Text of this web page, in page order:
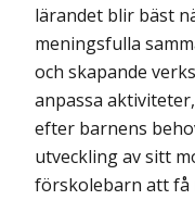
lärandet blir bäst
meningsfulla
och skapande
anpassa
efter barnens
utveckling av sitt
förskolebarn att få